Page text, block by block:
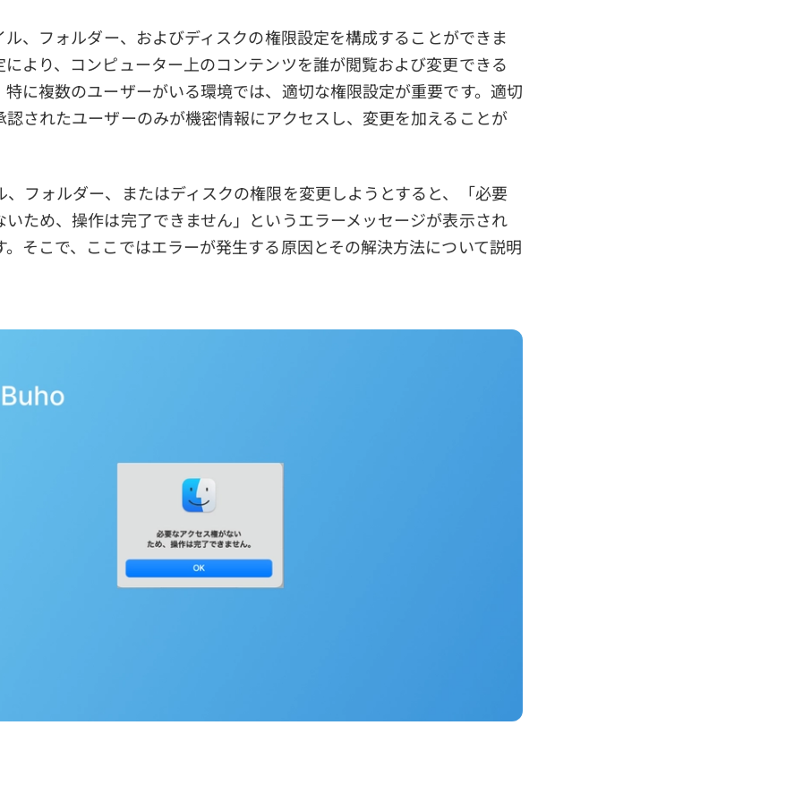
、フォルダー、およびディスクの権限設定を構成することができま
により、コンピューター上のコンテンツを誰が閲覧および変更できる
特に複数のユーザーがいる環境では、適切な権限設定が重要です。適切
認されたユーザーのみが機密情報にアクセスし、変更を加えることが
、フォルダー、またはディスクの権限を変更しようとすると、「必要
いため、操作は完了できません」というエラーメッセージが表示され
そこで、ここではエラーが発生する原因とその解決方法について説明